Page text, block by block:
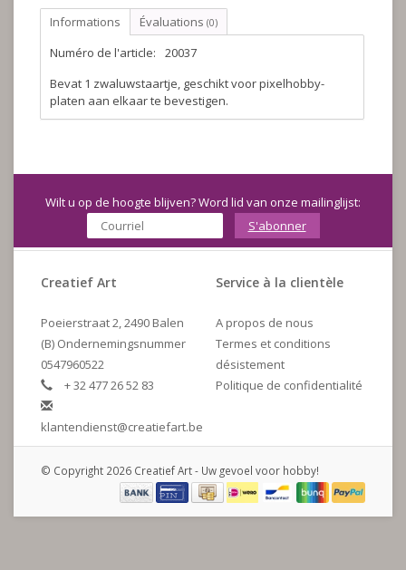
Informations Évaluations (0)
Numéro de l'article:
20037
Bevat 1 zwaluwstaartje, geschikt voor pixelhobby-
platen aan elkaar te bevestigen.
Wilt u op de hoogte blijven? Word lid van onze mailinglijst:
S'abonner
Creatief Art
Poeierstraat 2, 2490 Balen
(B) Ondernemingsnummer
0547960522
+ 32 477 26 52 83
klantendienst@creatiefart.be
Service à la clientèle
A propos de nous
Termes et conditions
désistement
Politique de confidentialité
© Copyright 2026 Creatief Art - Uw gevoel voor hobby!